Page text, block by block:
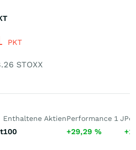
PKT
STOXX
Enthaltene Aktien
100
Performance 1 J
+29,29 %